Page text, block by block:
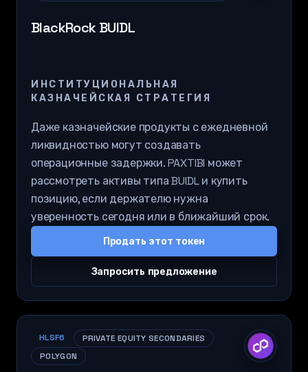
BlackRock BUIDL
ИНСТИТУЦИОНАЛЬНАЯ
КАЗНАЧЕЙСКАЯ СТРАТЕГИЯ
Даже казначейские продукты с ежедневной
ликвидностью могут создавать
операционные задержки. PAXTIBI может
рассмотреть активы типа BUIDL и купить
позицию, если держателю нужна
уверенность сегодня или в ближайший срок.
Продать этот токен
Запросить предложение
HLSF6
PRIVATE EQUITY SECONDARIES
POLYGON